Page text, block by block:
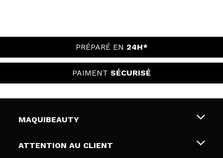
PRÉPARÉ EN 24H*
PAIMENT SÉCURISÉ
MAQUIBEAUTY
Qui sommes nous
ATTENTION AU CLIENT